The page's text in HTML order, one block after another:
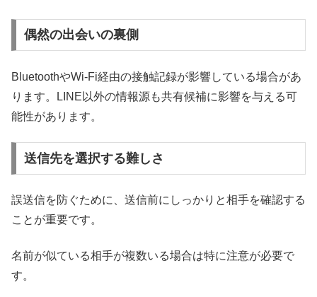
偶然の出会いの裏側
BluetoothやWi-Fi経由の接触記録が影響している場合があ
ります。LINE以外の情報源も共有候補に影響を与える可
能性があります。
送信先を選択する難しさ
誤送信を防ぐために、送信前にしっかりと相手を確認する
ことが重要です。
名前が似ている相手が複数いる場合は特に注意が必要で
す。